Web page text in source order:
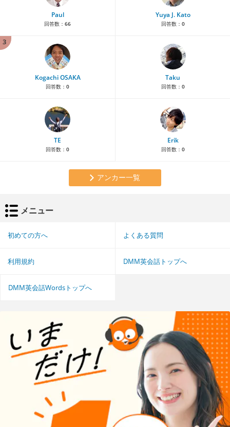
Paul
回答数： 66
Yuya J. Kato
回答数： 0
3
Kogachi OSAKA
回答数： 0
Taku
回答数： 0
TE
回答数： 0
Erik
回答数： 0
アンカー一覧
メニュー
初めての方へ よくある質問
利用規約 DMM英会話トップへ
DMM英会話Wordsトップへ